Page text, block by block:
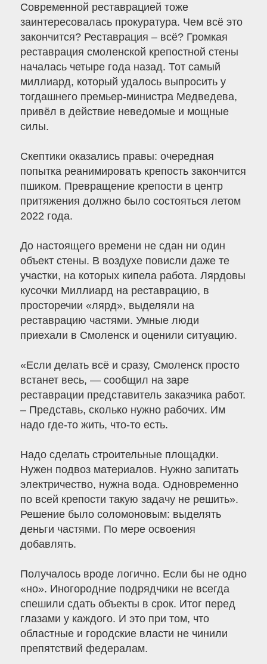
Современной реставрацией тоже
заинтересовалась прокуратура. Чем всё это
закончится? Реставрация – всё? Громкая
реставрация смоленской крепостной стены
началась четыре года назад. Тот самый
миллиард, который удалось выпросить у
тогдашнего премьер-министра Медведева,
привёл в действие неведомые и мощные
силы.
Скептики оказались правы: очередная
попытка реанимировать крепость закончится
пшиком. Превращение крепости в центр
притяжения должно было состояться летом
2022 года.
До настоящего времени не сдан ни один
объект стены. В воздухе повисли даже те
участки, на которых кипела работа. Лярдовы
кусочки Миллиард на реставрацию, в
просторечии «лярд», выделяли на
реставрацию частями. Умные люди
приехали в Смоленск и оценили ситуацию.
«Если делать всё и сразу, Смоленск просто
встанет весь, — сообщил на заре
реставрации представитель заказчика работ.
– Представь, сколько нужно рабочих. Им
надо где-то жить, что-то есть.
Надо сделать строительные площадки.
Нужен подвоз материалов. Нужно запитать
электричество, нужна вода. Одновременно
по всей крепости такую задачу не решить».
Решение было соломоновым: выделять
деньги частями. По мере освоения
добавлять.
Получалось вроде логично. Если бы не одно
«но». Иногородние подрядчики не всегда
спешили сдать объекты в срок. Итог перед
глазами у каждого. И это при том, что
областные и городские власти не чинили
препятствий федералам.